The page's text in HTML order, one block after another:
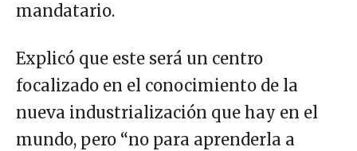
mandatario.
Explicó que este será un centro
focalizado en el conocimiento de la
nueva industrialización que hay en el
mundo, pero “no para aprenderla a